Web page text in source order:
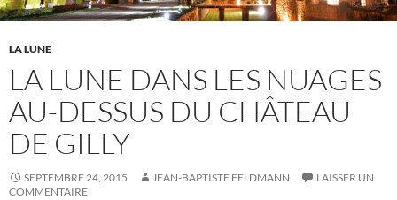
LA LUNE
LA LUNE DANS LES NUAGES
AU-DESSUS DU CHÂTEAU
DE GILLY
SEPTEMBRE 24, 2015 JEAN-BAPTISTE FELDMANN
LAISSER UN
COMMENTAIRE